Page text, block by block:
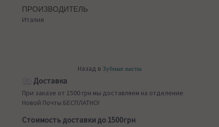
ПРОИЗВОДИТЕЛЬ
Италия
Назад в Зубные пасты
Доставка
При заказе от 1500 грн мы доставляем на отделение
Новой Почты БЕСПЛАТНО!
Стоимость доставки до 1500грн